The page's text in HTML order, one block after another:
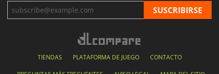
TIENDAS PLATAFORMA DE JUEGO CONTACTO